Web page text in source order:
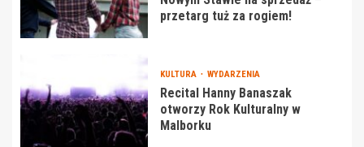
przetarg tuż za rogiem!
KULTURA WYDARZENIA
Recital Hanny Banaszak
otworzy Rok Kulturalny w
Malborku